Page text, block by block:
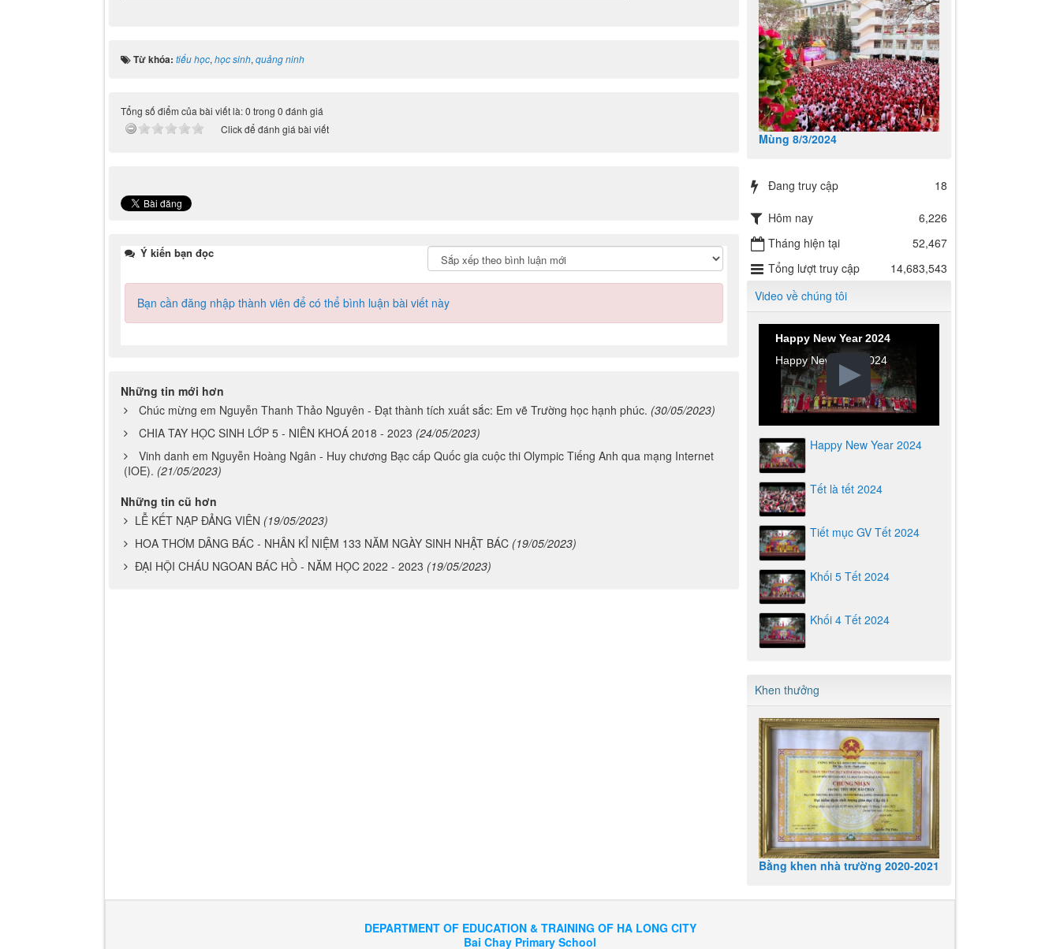
Từ khóa: tiểu học, học sinh, quảng ninh
Tổng số điểm của bài viết là: 0 trong 0 đánh giá
Click để đánh giá bài viết
Ý kiến bạn đọc
Bạn cần đăng nhập thành viên để có thể bình luận bài viết này
Những tin mới hơn
Chúc mừng em Nguyễn Thanh Thảo Nguyên - Đạt thành tích xuất sắc: Em vẽ Trường học hạnh phúc. (30/05/2023)
CHIA TAY HỌC SINH LỚP 5 - NIÊN KHOÁ 2018 - 2023 (24/05/2023)
Vinh danh em Nguyễn Hoàng Ngân - Huy chương Bạc cấp Quốc gia cuộc thi Olympic Tiếng Anh qua mạng Internet
(IOE). (21/05/2023)
Những tin cũ hơn
LỄ KẾT NẠP ĐẢNG VIÊN (19/05/2023)
HOA THƠM DÂNG BÁC - NHÂN KỈ NIỆM 133 NĂM NGÀY SINH NHẬT BÁC (19/05/2023)
ĐẠI HỘI CHÁU NGOAN BÁC HỒ - NĂM HỌC 2022 - 2023 (19/05/2023)
Mùng 8/3/2024
Đang truy cập 18
Hôm nay
6,226
Tháng hiện tại
52,467
Tổng lượt truy cập
14,683,543
Video về chúng tôi
Happy New Year 2024
Happy New Year 2024
Happy New Year 2024
Tết là tết 2024
Tiết mục GV Tết 2024
Khối 5 Tết 2024
Khối 4 Tết 2024
Khen thưởng
Bằng khen nhà trường 2020-2021
DEPARTMENT OF EDUCATION & TRAINING OF HA LONG CITY
Bai Chay Primary School